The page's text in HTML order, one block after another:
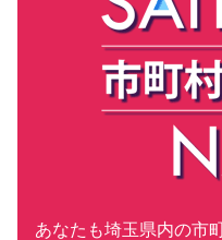
あなたも埼玉県内の市